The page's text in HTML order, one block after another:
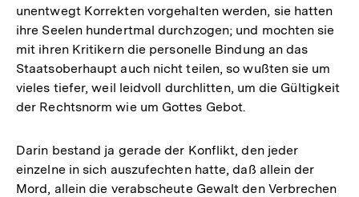
unentwegt Korrekten vorgehalten werden, sie hatten
ihre Seelen hundertmal durchzogen; und mochten sie
mit ihren Kritikern die personelle Bindung an das
Staatsoberhaupt auch nicht teilen, so wußten sie um
vieles tiefer, weil leidvoll durchlitten, um die Gültigkeit
der Rechtsnorm wie um Gottes Gebot.
Darin bestand ja gerade der Konflikt, den jeder
einzelne in sich auszufechten hatte, daß allein der
Mord, allein die verabscheute Gewalt den Verbrechen